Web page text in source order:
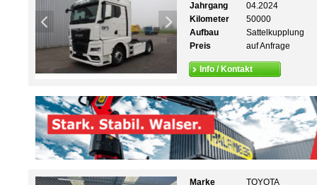
Jahrgang
04.2024
Kilometer
50000
Aufbau
Sattelkupplung
Preis
auf Anfrage
Info / Kontakt
Marke
TOYOTA